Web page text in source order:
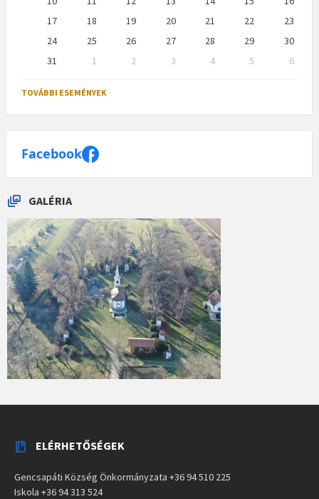
17
18 19 20 21 22
23
24
25 26 27 28 29
30
31
1 2 3 4 5
6
to
calendar
TOVÁBBI ESEMÉNYEK
Facebook
GALÉRIA
ELÉRHETŐSÉGEK
Gencsapáti Község Önkormányzata +36 94 510 225
Iskola +36 94 313 524